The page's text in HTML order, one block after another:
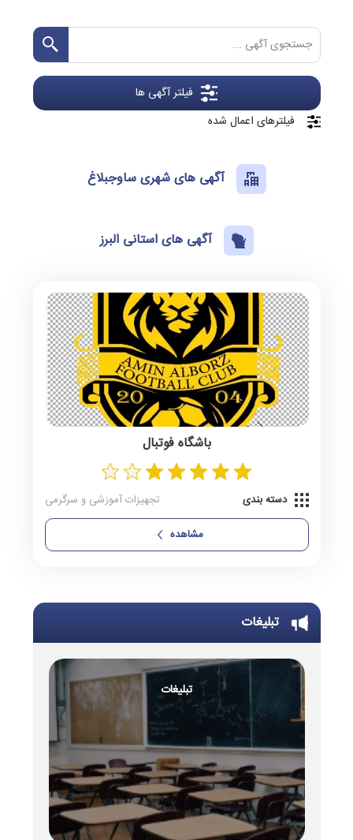
فیلتر آگهی ها
فیلترهای اعمال شده
آگهی های شهری ساوجبلاغ
آگهی های استانی البرز
باشگاه فوتبال
دسته بندی
تجهیزات آموزشی و سرگرمی
مشاهده
تبلیغات
تبلیغات